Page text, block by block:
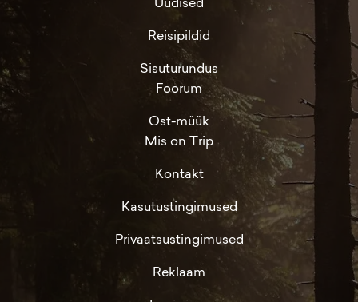
Reisipildid
Sisuturundus
Foorum
Ost-müük
Mis on Trip
Kontakt
Kasutustingimused
Privaatsustingimused
Reklaam